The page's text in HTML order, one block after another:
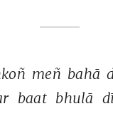
meñ bahā
baat bhulā